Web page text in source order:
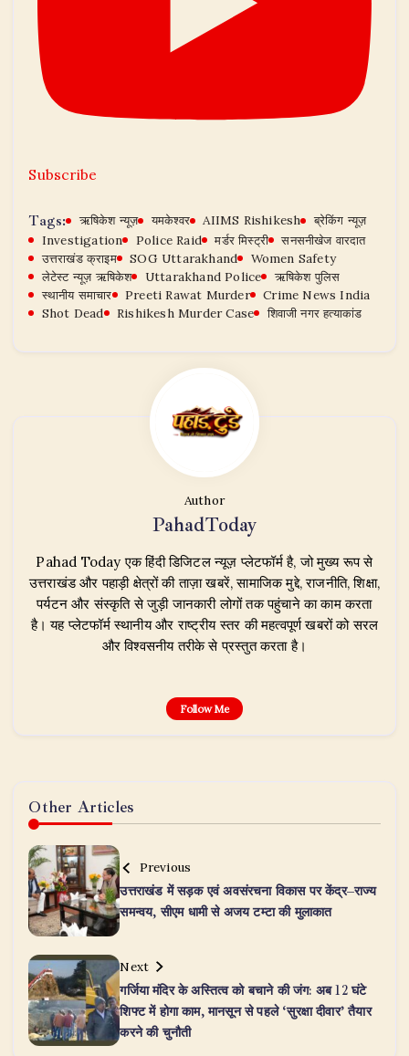
Subscribe
Tags: ऋषिकेश न्यूज़ यमकेश्वर AIIMS Rishikesh
ब्रेकिंग न्यूज़
Investigation
Police Raid मर्डर मिस्ट्री
सनसनीखेज वारदात
उत्तराखंड क्राइम
SOG Uttarakhand
Women Safety
लेटेस्ट न्यूज़ ऋषिकेश
Uttarakhand Police
ऋषिकेश पुलिस
स्थानीय समाचार
Preeti Rawat Murder
Crime News India
Shot Dead
Rishikesh Murder Case शिवाजी नगर हत्याकांड
Author
PahadToday
Pahad Today एक हिंदी डिजिटल न्यूज़ प्लेटफॉर्म है, जो मुख्य रूप से
उत्तराखंड और पहाड़ी क्षेत्रों की ताज़ा खबरें, सामाजिक मुद्दे, राजनीति, शिक्षा,
पर्यटन और संस्कृति से जुड़ी जानकारी लोगों तक पहुंचाने का काम करता
है। यह प्लेटफॉर्म स्थानीय और राष्ट्रीय स्तर की महत्वपूर्ण खबरों को सरल
और विश्वसनीय तरीके से प्रस्तुत करता है।
Follow Me
Other Articles
Previous
उत्तराखंड में सड़क एवं अवसंरचना विकास पर केंद्र–राज्य
समन्वय, सीएम धामी से अजय टम्टा की मुलाकात
Next
गर्जिया मंदिर के अस्तित्व को बचाने की जंग: अब 12 घंटे
शिफ्ट में होगा काम, मानसून से पहले ‘सुरक्षा दीवार’ तैयार
करने की चुनौती